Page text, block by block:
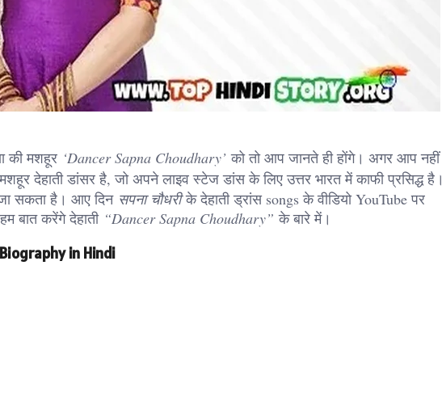
की मशहूर ‘Dancer Sapna Choudhary’ को तो आप जानते ही होंगे। अगर आप नहीं
देहाती डांसर है, जो अपने लाइव स्टेज डांस के लिए उत्तर भारत में काफी प्रसिद्ध है।
सकता है। आए दिन सपना चौधरीके देहाती ड्रांस songs के वीडियो YouTube पर
बात करेंगे देहाती “Dancer Sapna Choudhary” के बारे में।
Biography in Hindi